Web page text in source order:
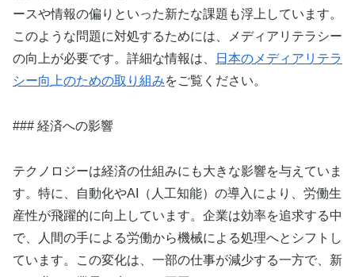
ースや情報の偏りといった新たな課題も浮上しています。
このような問題に対処するためには、メディアリテラシー
の向上が必要です。詳細な情報は、
日本のメディアリテラ
シー向上のための取り組みをご覧ください。
### 経済への影響
テクノロジーは経済の仕組みにも大きな影響を与えていま
す。特に、自動化やAI（人工知能）の導入により、労働生
産性が飛躍的に向上しています。企業は効率を追求する中
で、人間の手による労働から機械による処理へとシフトし
ています。この変化は、一部の仕事が減少する一方で、新